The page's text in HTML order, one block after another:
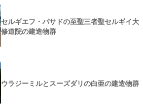
セルギエフ・パサドの至聖三者聖セルギイ大
修道院の建造物群
ウラジーミルとスーズダリの白亜の建造物群